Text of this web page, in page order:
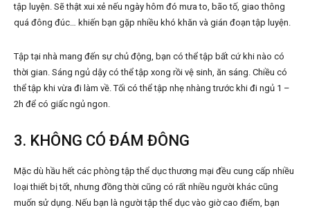
tập luyện. Sẽ thật xui xẻ nếu ngày hôm đó mưa to, bão tố, giao thông
quá đông đúc… khiến bạn gặp nhiều khó khăn và gián đoạn tập luyện.
Tập tại nhà mang đến sự chủ động, bạn có thể tập bất cứ khi nào có
thời gian. Sáng ngủ dậy có thể tập xong rồi vệ sinh, ăn sáng. Chiều có
thể tập khi vừa đi làm về. Tối có thể tập nhẹ nhàng trước khi đi ngủ 1 –
2h để có giấc ngủ ngon.
3. KHÔNG CÓ ĐÁM ĐÔNG
Mặc dù hầu hết các phòng tập thể dục thương mại đều cung cấp nhiều
loại thiết bị tốt, nhưng đồng thời cũng có rất nhiều người khác cũng
muốn sử dụng. Nếu bạn là người tập thể dục vào giờ cao điểm, bạn